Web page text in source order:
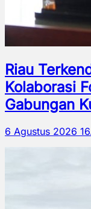
Riau
Kolaborasi
Gabungan
6 Agustus 2026